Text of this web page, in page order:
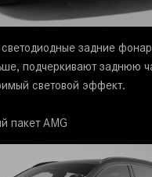
задние
подчеркивают заднюю
световой эффект.
пакет AMG